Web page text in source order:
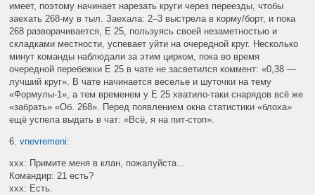
имеет, поэтому начинает нарезать круги через переезды, чтобы
заехать 268-му в тыл. Заехала: 2–3 выстрела в корму/борт, и пока
268 разворачивается, E 25, пользуясь своей незаметностью и
складками местности, успевает уйти на очередной круг. Несколько
минут команды наблюдали за этим цирком, пока во время
очередной перебежки E 25 в чате не засветился коммент: «0,38 —
лучший круг». В чате начинается веселье и шуточки на тему
«Формулы-1», а тем временем у E 25 хватило-таки снарядов всё же
«забрать» «Об. 268». Перед появлением окна статистики «блоха»
ещё успела выдать в чат: «Всё, я на пит-стоп».
6.vnevremeni:
ххх: Примите меня в клан, пожалуйста...
Командир: 21 есть?
xxx: Есть.